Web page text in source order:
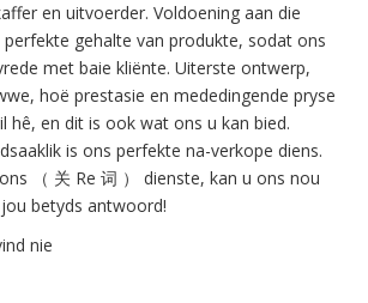
en uitvoerder. Voldoening aan die
gehalte van produkte, sodat ons
met baie kliënte. Uiterste ontwerp,
hoë prestasie en mededingende pryse
hê, en dit is ook wat ons u kan bied.
is ons perfekte na-verkope diens.
（ 关 Re 词 ） dienste, kan u ons nou
betyds antwoord!
nie